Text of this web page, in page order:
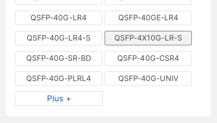
QSFP-40G-LR4 QSFP-40GE-LR4
QSFP-40G-LR4-S QSFP-4X10G-LR-S
QSFP-40G-SR-BD QSFP-40G-CSR4
QSFP-40G-PLRL4 QSFP-40G-UNIV
Plus +